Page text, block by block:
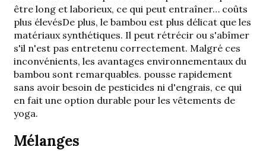
être long et laborieux, ce qui peut entraîner… coûts
plus élevésDe plus, le bambou est plus délicat que les
matériaux synthétiques. Il peut rétrécir ou s'abîmer
s'il n'est pas entretenu correctement. Malgré ces
inconvénients, les avantages environnementaux du
bambou sont remarquables. pousse rapidement
sans avoir besoin de pesticides ni d'engrais, ce qui
en fait une option durable pour les vêtements de
yoga.
Mélanges